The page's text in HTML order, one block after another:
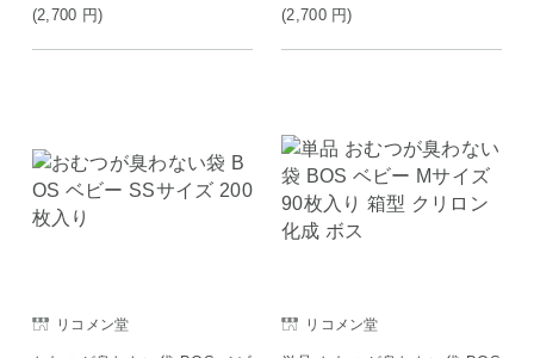
(2,700 円)
(2,700 円)
リコメン堂 リコメン堂